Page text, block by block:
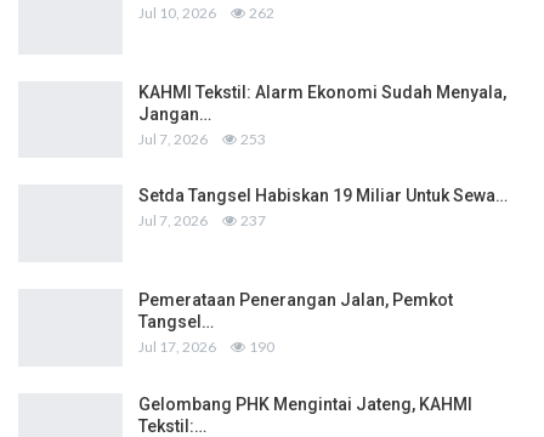
Jul 10, 2026 262
KAHMI Tekstil: Alarm Ekonomi Sudah Menyala,
Jangan…
Jul 7, 2026 253
Setda Tangsel Habiskan 19 Miliar Untuk Sewa…
Jul 7, 2026 237
Pemerataan Penerangan Jalan, Pemkot
Tangsel…
Jul 17, 2026 190
Gelombang PHK Mengintai Jateng, KAHMI
Tekstil:…